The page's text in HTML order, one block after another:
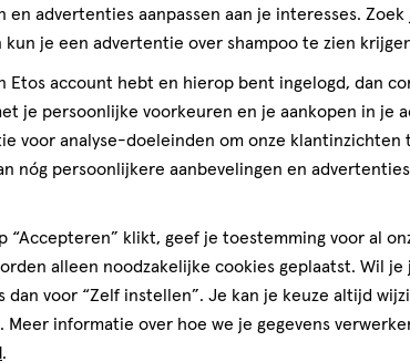
In je lichaam wordt dit stofje
gezichtsvermogen en ondersteunt de
toevoeging aan je dagelijkse voeding dus!
vet.
heel veel water
liefst 95% uit water bestaan? Dat maakt ze
Daarnaast is het een heerlijke, lichte
dagen zijn tomaten een lekkere
en advertenties aanpassen aan je interesses.
kun je een advertentie over shampoo te zien
Etos account hebt en hierop bent ingelogd, dan
je persoonlijke voorkeuren en je aankopen in je
voor analyse-doeleinden om onze klantinzichten
nóg persoonlijkere aanbevelingen en
“Accepteren” klikt, geef je toestemming voor al
alleen noodzakelijke cookies geplaatst. Wil
dan voor “Zelf instellen”. Je kan je keuze altijd
. Meer informatie over hoe we je gegevens
.